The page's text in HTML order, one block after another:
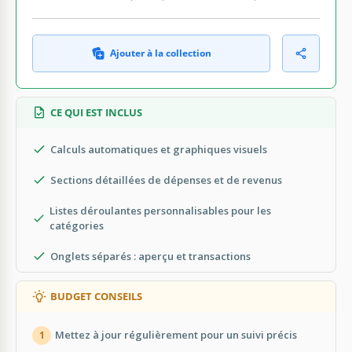
Ajouter à la collection
CE QUI EST INCLUS
Calculs automatiques et graphiques visuels
Sections détaillées de dépenses et de revenus
Listes déroulantes personnalisables pour les
catégories
Onglets séparés : aperçu et transactions
BUDGET CONSEILS
1 Mettez à jour régulièrement pour un suivi précis